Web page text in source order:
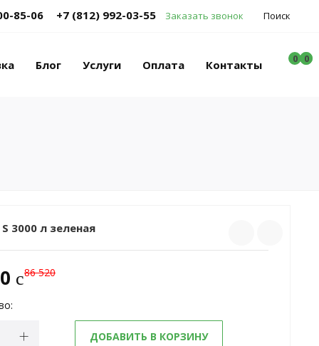
85-06 +7 (812) 992-03-55 Заказать звонок Поиск
Блог Услуги Оплата Контакты 0 0
0
3000 л зеленая
c86 520
ДОБАВИТЬ В КОРЗИНУ